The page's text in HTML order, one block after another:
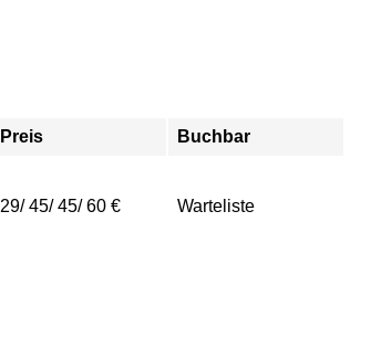
Preis Buchbar
29/ 45/ 45/ 60 € Warteliste